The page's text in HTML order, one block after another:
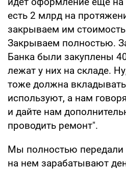
есть 2 млрд на
закрываем им
Закрываем полностью.
Банка были закуплены
лежат у них на складе.
тоже должна
используют, а нам
и дайте нам
проводить ремонт".
Мы полностью
на нем зарабатывают